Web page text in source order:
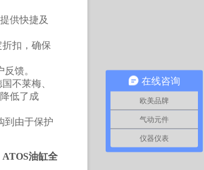
供快捷及
扣，确保
馈。
不莱梅、
低了成
到由于保护
ATOS油缸全
在线咨询
欧美品牌
气动元件
仪器仪表